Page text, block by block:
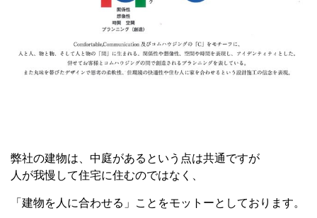
弊社の建物は、中庭があるという点は共通ですが
人が我慢して住宅に住むのではなく、
「建物を人に合わせる」ことをモットーとしております。